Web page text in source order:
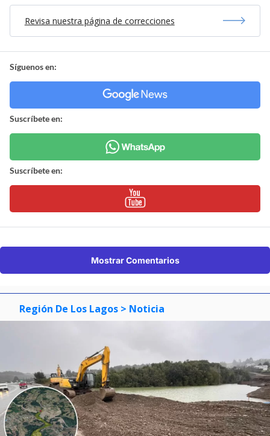
Revisa nuestra página de correcciones
Síguenos en:
Suscríbete en:
Suscríbete en:
Mostrar Comentarios
Región De Los Lagos > Noticia